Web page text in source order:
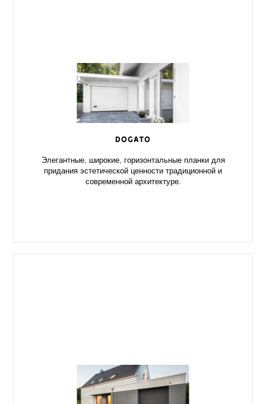
DOGATO
Элегантные, широкие, горизонтальные планки для
придания эстетической ценности традиционной и
современной архитектуре.